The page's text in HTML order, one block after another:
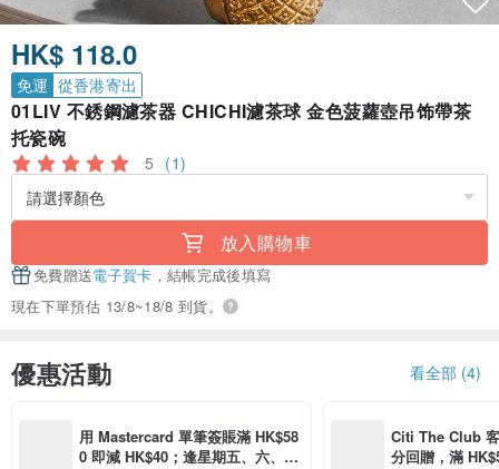
HK$ 118.0
免運 從香港寄出
01LIV 不銹鋼濾茶器 CHICHI濾茶球 金色菠蘿壺吊饰帶茶
托瓷碗
5 (1)
放入購物車
免費贈送電子賀卡 ，結帳完成後填寫
現在下單預估 13/8~18/8 到貨。
優惠活動 看全部 (4)
用 Mastercard 單筆簽賬滿 HK$58
0 即減 HK$40；逢星期五、六、日
Citi The Club
分回贈，滿